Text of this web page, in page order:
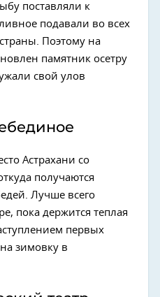
поставляли к
подавали во всех
Поэтому на
памятник осетру
свой улов
Астрахани со
получаются
Лучше всего
пока держится теплая
первых
зимовку в